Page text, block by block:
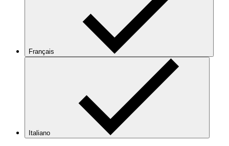
Français
Italiano